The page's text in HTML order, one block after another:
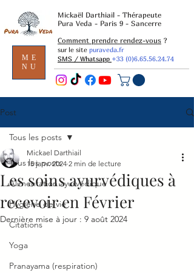
ME
NU
Mickaël Darthiail - Thérapeute
Pura Veda - Paris 9 - Sancerre
Comment prendre rendez-vous ?
sur le site puraveda.fr
SMS / Whatsapp +33 (0)6.65.56.24.74
Post
Tous les posts
Alimentation ayurvédique
Hygiène de vie
Citations
Yoga
Pranayama (respiration)
Tous les posts
Les soins ayurvédiques à
recevoir en Février
Mickael Darthiail
15 janv. 2024 2 min de lecture
Dernière mise à jour : 9 août 2024